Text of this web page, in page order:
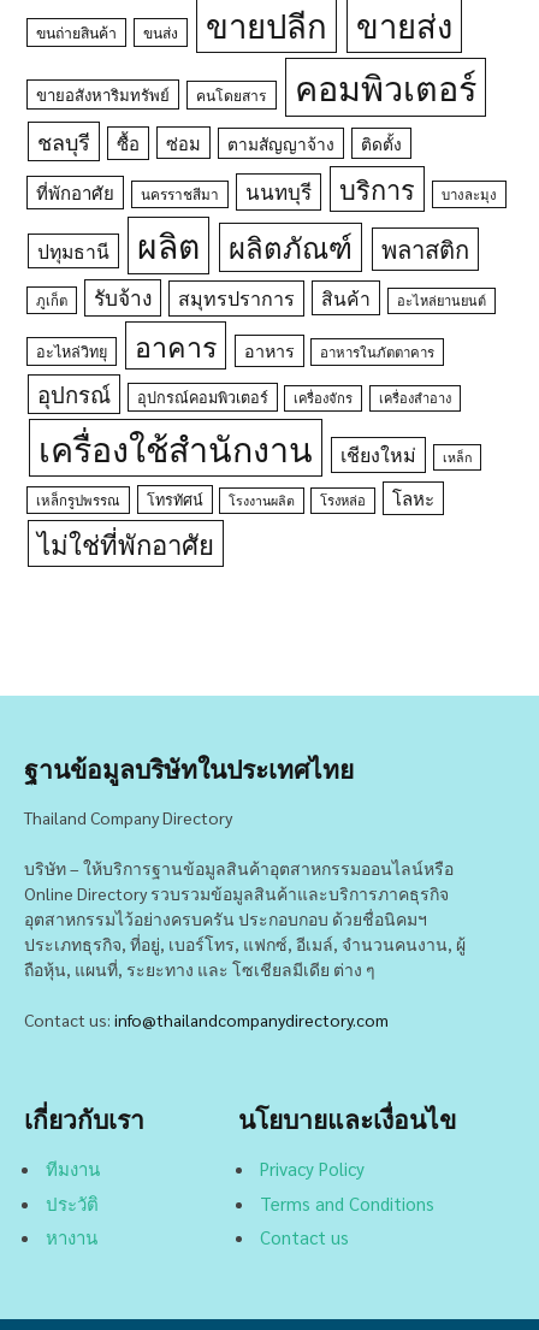
ขนถ่ายสินค้า ขนส่ง ขายปลีก ขายส่ง
ขายอสังหาริมทรัพย์ คนโดยสาร คอมพิวเตอร์
ชลบุรี ซื้อ ซ่อม ตามสัญญาจ้าง ติดตั้ง
ที่พักอาศัย นครราชสีมา นนทบุรี บริการ บางละมุง
ปทุมธานี ผลิต ผลิตภัณฑ์ พลาสติก
ภูเก็ต รับจ้าง สมุทรปราการ สินค้า อะไหล่ยานยนต์
อะไหล่วิทยุ อาคาร อาหาร อาหารในภัตตาคาร
อุปกรณ์ อุปกรณ์คอมพิวเตอร์ เครื่องจักร เครื่องสำอาง
เครื่องใช้สำนักงาน เชียงใหม่ เหล็ก
เหล็กรูปพรรณ โทรทัศน์ โรงงานผลิต โรงหล่อ โลหะ
ไม่ใช่ที่พักอาศัย
ฐานข้อมูลบริษัทในประเทศไทย
Thailand Company Directory
บริษัท – ให้บริการฐานข้อมูลสินค้าอุตสาหกรรมออนไลน์หรือ
Online Directory รวบรวมข้อมูลสินค้าและบริการภาคธุรกิจ
อุตสาหกรรมไว้อย่างครบครัน ประกอบกอบ ด้วยชื่อนิคมฯ
ประเภทธุรกิจ, ที่อยู่, เบอร์โทร, แฟกซ์, อีเมล์, จำนวนคนงาน, ผู้
ถือหุ้น, แผนที่, ระยะทาง และ โซเชียลมีเดีย ต่าง ๆ
Contact us: info@thailandcompanydirectory.com
เกี่ยวกับเรา
ทีมงาน
ประวัติ
หางาน
นโยบายและเงื่อนไข
Privacy Policy
Terms and Conditions
Contact us